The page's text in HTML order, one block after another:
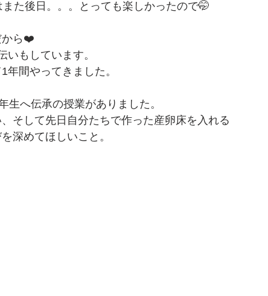
た後日。。。とっても楽しかったので🤭
から❤️
もしています。
間やってきました。
へ伝承の授業がありました。
そして先日自分たちで作った産卵床を入れる
深めてほしいこと。